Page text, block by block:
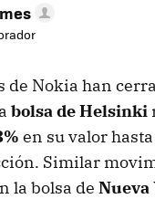
de Nokia han
bolsa de Helsinki
en su valor
Similar
la bolsa de Nueva